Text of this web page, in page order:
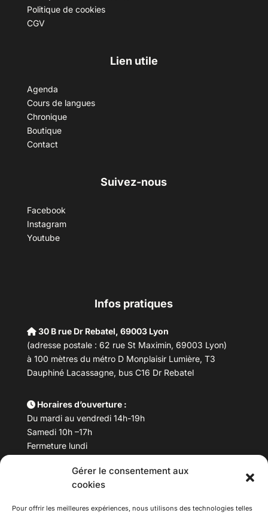
Gérer le consentement aux
cookies
Pour offrir les meilleures expériences, nous utilisons des technologies telles
Politique de cookies
CGV
Lien utile
Agenda
Cours de langues
Chronique
Boutique
Contact
Suivez-nous
Facebook
Instagram
Youtube
Infos pratiques
30 B rue Dr Rebatel, 69003 Lyon
(adresse postale : 62 rue St Maximin, 69003 Lyon)
à 100 mètres du métro D Monplaisir Lumière, T3
Dauphiné Lacassagne, bus C16 Dr Rebatel
Horaires d’ouverture :
Du mardi au vendredi 14h-19h
Samedi 10h –17h
Fermeture lundi
Téléphone : 04 78 53 06 40
maisondesculturesasiatiques@asiexpo.com